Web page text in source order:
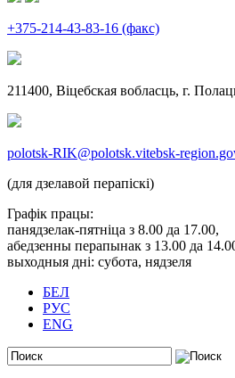
+375-214-43-83-16 (факс)
211400, Віцебская вобласць, г.
polotsk-RIK@polotsk.vitebsk-
(для дзелавой перапіскі)
Графік працы:
панядзелак-пятніца з 8.00 да 17.00,
абедзенны перапынак з 13.00 да
выходныя дні: субота, нядзеля
БЕЛ
РУС
ENG